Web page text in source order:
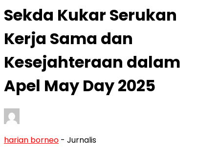
Sekda Kukar Serukan
Kerja Sama dan
Kesejahteraan dalam
Apel May Day 2025
harian borneo - Jurnalis